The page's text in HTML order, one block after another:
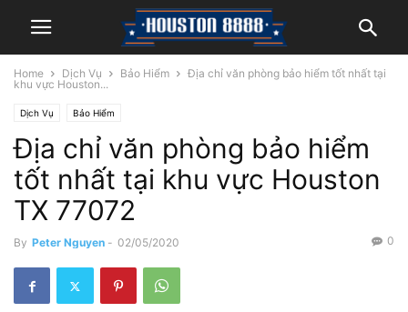
Home Dịch Vụ Bảo Hiểm
Địa chỉ văn phòng bảo hiểm tốt nhất tại
khu vực Houston...
Dịch Vụ Bảo Hiểm
Địa chỉ văn phòng bảo hiểm
tốt nhất tại khu vực Houston
TX 77072
By Peter Nguyen - 02/05/2020 0